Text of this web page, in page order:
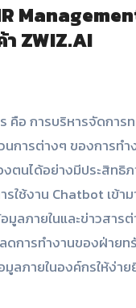
ZWIZ.AI
นการต่างๆ ของการท
นได้อย่างมีประสิทธิ
รใช้งาน Chatbot เข้
มูลภายในและข่าวส
การทำงานของฝ่ายท
ลภายในองค์กรให้ง่า